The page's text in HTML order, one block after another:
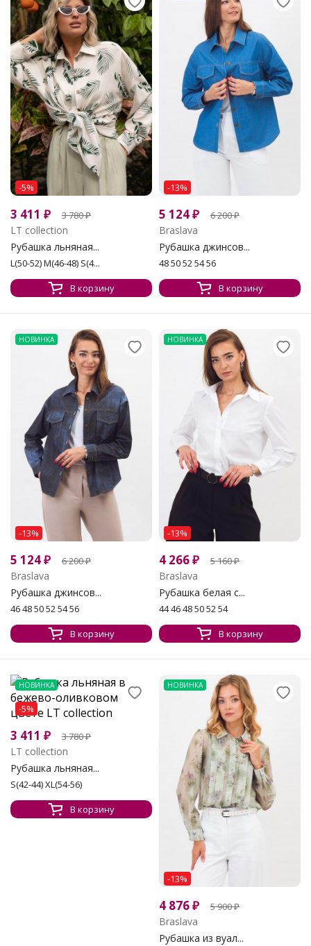
-5%
3 411 ₽ 3 780₽
LT collection
Рубашка льняная...
L(50-52) M(46-48) S(4...
В корзину
-13%
5 124₽ 6 200₽
Braslava
Рубашка джинсов...
48 50 52 54 56
В корзину
НОВИНКА
-13%
5 124₽ 6 200₽
Braslava
Рубашка джинсов...
46 48 50 52 54 56
В корзину
НОВИНКА
-13%
4 266₽ 5 160₽
Braslava
Рубашка белая с...
44 46 48 50 52 54
В корзину
НОВИНКА
-5%
3 411 ₽ 3 780₽
LT collection
Рубашка льняная...
S(42-44) XL(54-56)
В корзину
НОВИНКА
-13%
4 876₽ 5 900₽
Braslava
Рубашка из вуал...